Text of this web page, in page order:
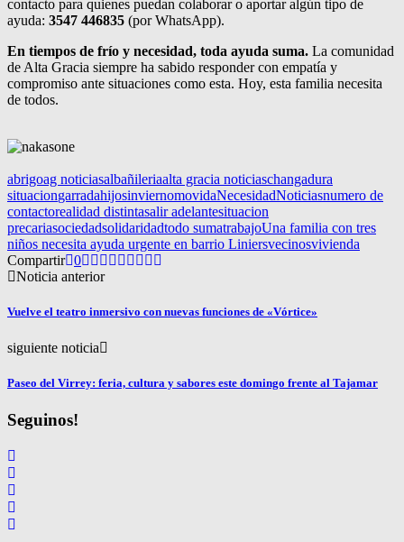
contacto para quienes puedan colaborar o aportar algún tipo de
ayuda: 3547 446835 (por WhatsApp).
En tiempos de frío y necesidad, toda ayuda suma. La comunidad
de Alta Gracia siempre ha sabido responder con empatía y
compromiso ante situaciones como esta. Hoy, esta familia necesita
de todos.
abrigoag noticiasalbañileriaalta gracia noticiaschangadura
situaciongarradahijosinviernomovidaNecesidadNoticiasnumero de
contactorealidad distintasalir adelantesituacion
precariasociedadsolidaridadtodo sumatrabajoUna familia con tres
niños necesita ayuda urgente en barrio Liniersvecinosvivienda
Compartir 0
Noticia anterior
Vuelve el teatro inmersivo con nuevas funciones de «Vórtice»
siguiente noticia
Paseo del Virrey: feria, cultura y sabores este domingo frente al Tajamar
Seguinos!